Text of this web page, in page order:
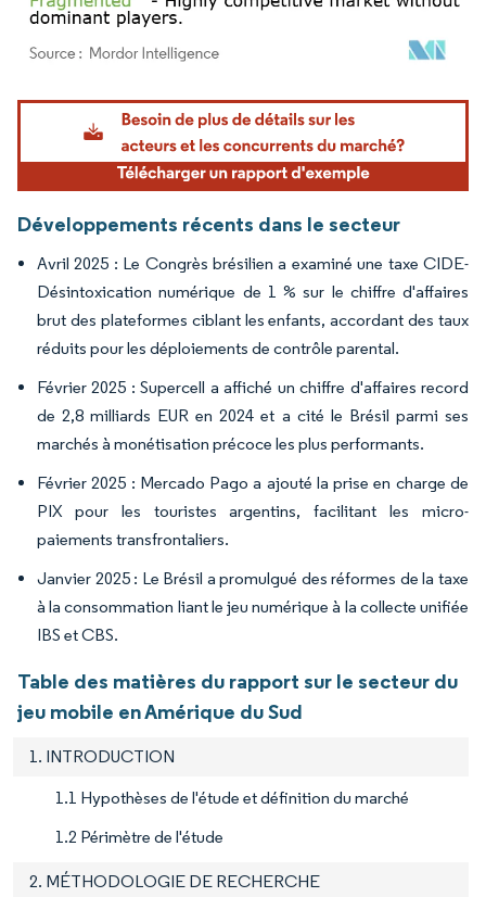
Image © Mordor Intelligence. La réutilisation nécessite une attribution sous CC BY
Développements récents dans le secteur
Avril 2025 : Le Congrès brésilien a examiné une taxe CIDE-
Désintoxication numérique de 1 % sur le chiffre d'affaires
brut des plateformes ciblant les enfants, accordant des taux
réduits pour les déploiements de contrôle parental.
Février 2025 : Supercell a affiché un chiffre d'affaires record
de 2,8 milliards EUR en 2024 et a cité le Brésil parmi ses
marchés à monétisation précoce les plus performants.
Février 2025 : Mercado Pago a ajouté la prise en charge de
PIX pour les touristes argentins, facilitant les micro-
paiements transfrontaliers.
Janvier 2025 : Le Brésil a promulgué des réformes de la taxe
à la consommation liant le jeu numérique à la collecte unifiée
IBS et CBS.
Table des matières du rapport sur le secteur du
jeu mobile en Amérique du Sud
1. INTRODUCTION
1.1 Hypothèses de l'étude et définition du marché
1.2 Périmètre de l'étude
2. MÉTHODOLOGIE DE RECHERCHE